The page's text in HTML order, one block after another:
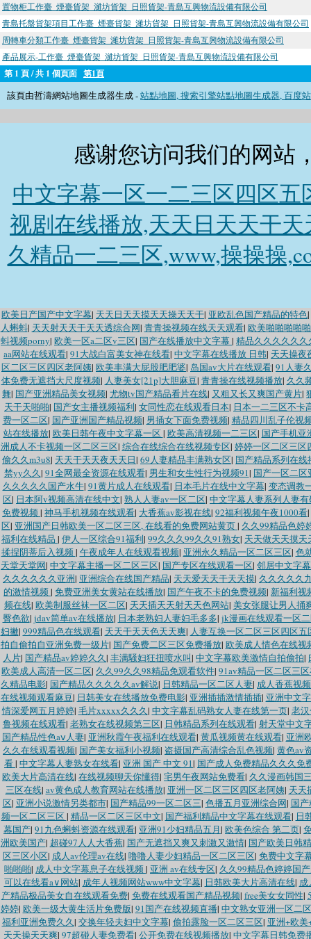
置物柜工作臺_煙臺貨架_濰坊貨架_日照貨架-青島互興物流設備有限公司
青島托盤貨架項目工作臺_煙臺貨架_濰坊貨架_日照貨架-青島互興物流設備有限公司
周轉車分類工作臺_煙臺貨架_濰坊貨架_日照貨架-青島互興物流設備有限公司
產品展示-工作臺_煙臺貨架_濰坊貨架_日照貨架-青島互興物流設備有限公司
第 1 頁 / 共 1 個頁面 第1頁
該頁由哲濤網站地圖生成器生成 -站點地圖, 搜索引擎站點地圖生成器, 百度
感谢您访问我们的网站
中文字幕一区一二三区四区
视剧在线播放,天天日天天干
久精品一二三区,www,操操操
欧美日产国产中文字幕| 天天日天天摸天天操天天干| 亚欧乱色国产精品的特色|
人蝌蚪| 天天射天天干天天透综合网| 青青操视频在线天天观看| 欧美啪啪啪啪
蚪视频porny| 欧美一区a二区v三区| 国产在线播放中文字幕| 精品久久久久久
aa网站在线观看| 91大战白富美女神在线看| 中文字幕在线播放 日韩| 天天操夜
区二区三区四区老阿姨| 欧美丰满大屁股肥肥婆| 岛国av大片在线观看| 91人妻
体免费无遮挡大尺度视频| 人妻美女[21p]大胆麻豆| 青青操在线视频播放| 久久
舞| 国产亚洲精品美女视频| 尤物tv国产精品看片在线| 又粗又长又爽国产黄片|
天干天啪啪| 国产女主播视频福利| 女同性恋在线观看日本| 日本一二三区不卡
费一区二区| 国产亚洲国产精品视频| 男插女下面免费视频| 精品四川乱子伦视
站在线播放| 欧美日韩午夜中文字幕一区| 欧美高清视频一二三区| 国产手机亚
洲成人不卡视频一区二区三区| 综合在线综合在线视频专区| 婷婷一区二区三区
偷久久m3u8| 天天干天天夜天天日| 69人妻精品丰满熟女区| 国产精品系列在线
禁yy久久| 91全网最全资源在线观看| 男生和女生性行为视频91| 国产一区二区
久久久久久国产水牛| 91黄片成人在线观看| 日本毛片在线中文字幕| 变态调教
区| 日本阿v视频高清在线中文| 熟人人妻av一区二区| 中文字幕人妻系列人妻有
免费视频| 神马手机视频在线观看| 大香蕉av影视在线| 92福利视频午夜1000看|
区| 亚洲国产日韩欧美一区二区三区, 在线看的免费网站黄页| 久久99精品色婷
福利在线精品 | 伊人一区综合91福利| 99久久久99久久91熟女| 天天做天天摸天
揉捏阴蒂后入视频| 午夜成年人在线观看视频| 亚洲永久精品一区二区三区| 色
天堂天堂网| 中文字幕主播一区二区三区| 国产专区在线观看一区| 邻居中文字
久久久久久久亚洲| 亚洲综合在线国产精品| 天天爱天天干天天摸| 久久久久久
的激情视频| 免费亚洲美女黄站在线播放| 国产午夜不卡的免费视频| 新福利视
频在线| 欧美制服丝袜一区二区| 天天插天天射天天色网站| 美女张腿让男人捅
臀色欲| jdav简单av在线播放| 日本老熟妇人妻妇毛多多| jk漫画在线观看一区
妇撇| 999精品色在线观看| 天天干天天色天天爽| 人妻互换一区二区三区四区五
拍自偷拍自亚洲免费一级片| 国产免费二区三区免费播放| 欧美成人情色在线视
人片| 国产精品av婷婷久久| 丰满騒妇狂扭喷水叫| 中文字幕欧美激情自拍偷拍|
欧美成人高清一区二区| 久久99久久98精品免观看软件| 91av精品一区二区三
久精品电影| 国产精品久久久久久av解说| 日韩精品一区二区人妻| 成人香蕉视
在线视频观看麻豆| 日韩美女在线播放免费电影| 亚洲插插激情插插| 亚洲中文
情深爱网五月婷婷| 毛片xxxxx久久久| 中文字幕乱码熟女人妻在线第一页| 老
鲁视频在线观看| 老熟女在线视频第三区| 日韩精品系列在线观看| 射天堂中文
国产精品性色aⅴ人妻| 亚洲秋霞午夜福利在线观看| 黄瓜视频黄在线观看| 亚洲
久久在线观看视频| 国产美女福利小视频| 盗摄国产高清综合乱色视频| 黄色av
看| 中文字幕人妻熟女在线看| 亚洲 国产 中文 91| 国产成人免费精品久久久免
欧美大片高清在线| 在线视频聊天你懂得| 宅男午夜网站免费看| 久久漫画韩国
三区在线| av黄色成人教育网站在线播放| 亚洲一区二区三区四区老阿姨| 天天
区| 亚洲小说激情另类都市| 国产精品99一区二区三| 色播五月亚洲综合网| 国
频一区二区三区| 精品一区二区三区中文| 国产福利精品中文字幕在线观看| 日
幕国产| 91九色蝌蚪资源在线观看| 亚洲91少妇精品五月| 欧美色综合 第二页|
洲欧美国产| 超碰97人人大香蕉| 国产无遮挡又爽又刺激又激情| 国产欧美日韩
区三区小区| 成人av伦理av在线| 噜噜人妻少妇精品一区二区三区| 免费中文字
啪啪啪| 成人中文字幕息子在线视频| 亚洲 av在线专区| 久久99精品色婷婷国
可以在线看a∨网站| 成年人视频网站www中文字幕| 日韩欧美大片高清在线| 成
产精品极品美女自在线观看免费| 免费在线观看国产精品视频| free美女女同性|
婷婷| 欧美一级大黄生活片免费版| 91国产在线视频直播| 中文熟女亚洲一区二区
福利亚洲免费久久| 交换年轻夫妇中文字幕| 偷拍露脸一区二区三区| 亚洲+欧美
天天操天天爽| 97超碰人妻免费看| 公开免费在线视频播放| 中文字幕日韩免费